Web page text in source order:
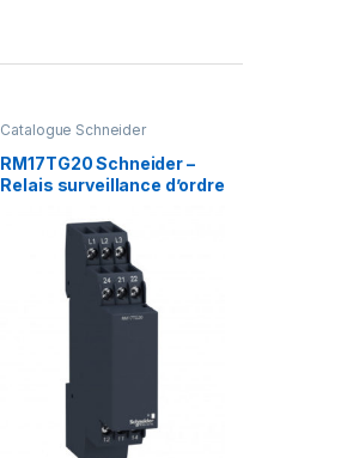
Catalogue Schneider
RM17TG20 Schneider –
Relais surveillance d’ordre
triphasé 440Vac